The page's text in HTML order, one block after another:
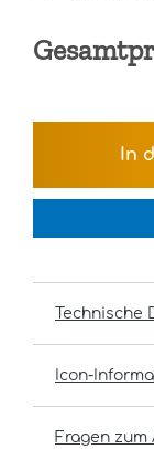
In
Technische
Icon-
Fragen zum